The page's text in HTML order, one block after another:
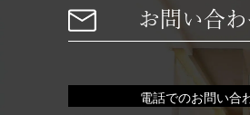
お問い合
電話でのお問い合